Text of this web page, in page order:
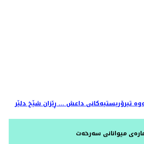
تیرۆریستیەکانی داعش ... ڕێزان شێخ دلێر
میوانانی سەرخەت